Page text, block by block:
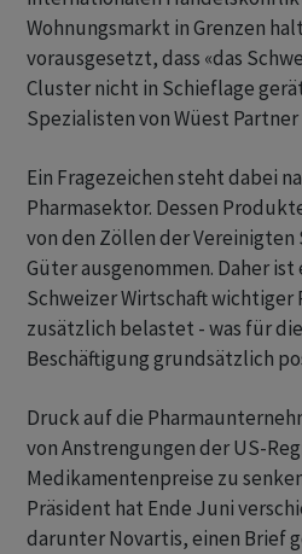
Wohnungsmarkt in Grenzen
vorausgesetzt, dass «das
Cluster nicht in Schieflage
Spezialisten von Wüest
Ein Fragezeichen steht dabei
Pharmasektor. Dessen
von den Zöllen der
Güter ausgenommen. Daher
Schweizer Wirtschaft
zusätzlich belastet - was für
Beschäftigung grundsätzlich
Druck auf die
von Anstrengungen der US-
Medikamentenpreise zu
Präsident hat Ende Juni
darunter Novartis, einen Brief